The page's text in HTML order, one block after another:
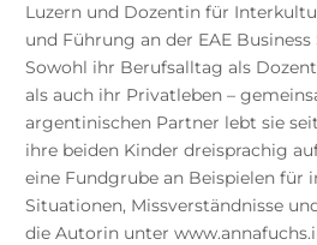
Luzern und Dozentin für
und Führung an der EAE Business
Sowohl ihr Berufsalltag als
als auch ihr Privatleben –
argentinischen Partner lebt sie
ihre beiden Kinder dreisprachig
eine Fundgrube an Beispielen für
Situationen, Missverständnisse
die Autorin unter